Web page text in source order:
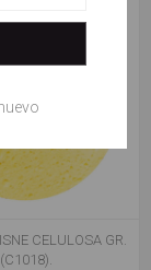
CELULOSA GR.
(C1018).